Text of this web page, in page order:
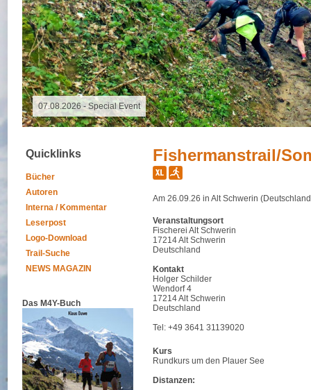
07.08.2026 - Special Event
Quicklinks
Bücher
Autoren
Interna / Kommentar
Leserpost
Logo-Download
Trail-Suche
NEWS MAGAZIN
Das M4Y-Buch
Fishermanstrail/
Am 26.09.26 in Alt Schwerin
Veranstaltungsort
Fischerei Alt Schwerin
17214 Alt Schwerin
Deutschland
Kontakt
Holger Schilder
Wendorf 4
17214 Alt Schwerin
Deutschland
Tel: +49 3641 31139020
Kurs
Rundkurs um den Plauer See
Distanzen: